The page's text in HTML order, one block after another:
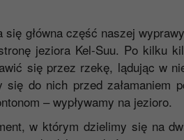
główna część naszej
jeziora Kel-Suu. Po kilku
się przez rzekę, lądując w
do nich przed załamaniem
– wypływamy na jezioro.
w którym dzielimy się na